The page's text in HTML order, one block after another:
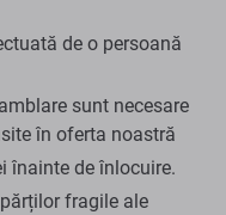
de o persoană
sunt necesare
în oferta noastră
înainte de înlocuire.
fragile ale